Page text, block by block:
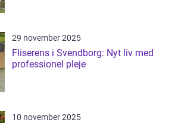
29 november 2025
Fliserens i Svendborg: Nyt liv med
professionel pleje
10 november 2025